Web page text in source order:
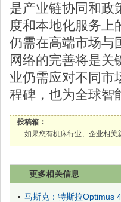
是产业链协同和政
度和本地化服务上
仍需在高端市场与
网络的完善将是关
业仍需应对不同市
程碑，也为全球智
投稿箱：
如果您有机床行业、企业相关
更多相关信息
马斯克：特斯拉Optimus